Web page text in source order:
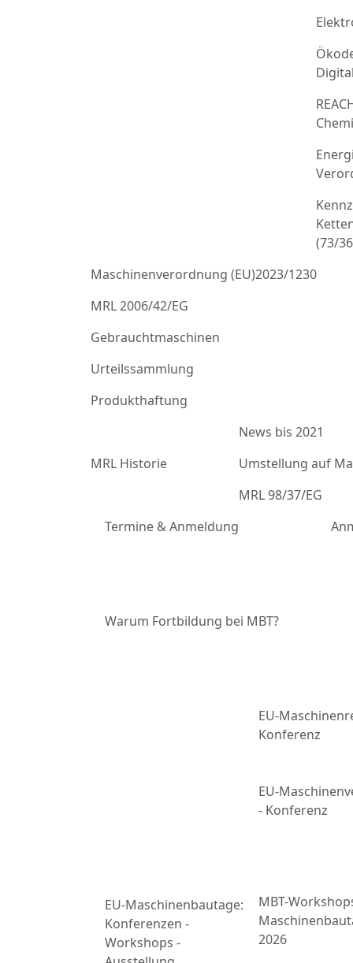
(73/
Maschinenverordnung (EU)2023/1230
MRL 2006/42/EG
Gebrauchtmaschinen
Urteilssammlung
Produkthaftung
MRL Historie
News bis 2021
Umstellung auf
MRL 98/37/EG
Termine & Anmeldung
Warum Fortbildung bei MBT?
EU-Maschinenbautage:
Konferenzen -
Workshops -
EU-
Konferenz
EU-
- Konferenz
MBT-
2026